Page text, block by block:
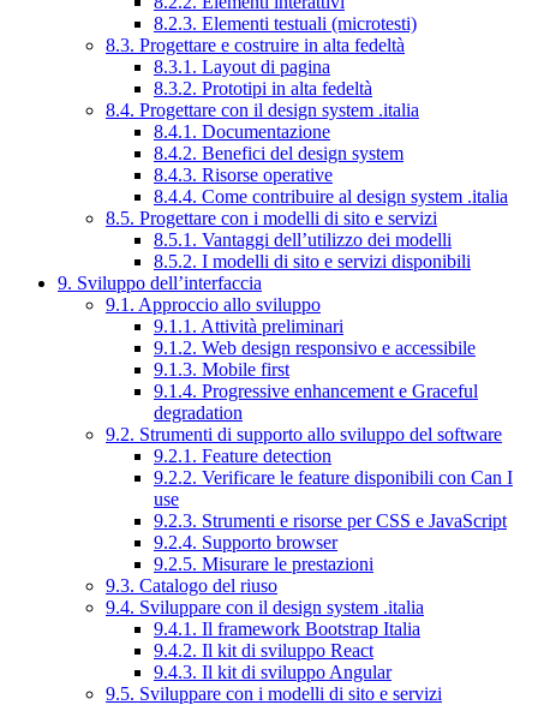
8.2.3. Elementi testuali (microtesti)
8.3. Progettare e costruire in alta fedeltà
8.3.1. Layout di pagina
8.3.2. Prototipi in alta fedeltà
8.4. Progettare con il design system .italia
8.4.1. Documentazione
8.4.2. Benefici del design system
8.4.3. Risorse operative
8.4.4. Come contribuire al design system .italia
8.5. Progettare con i modelli di sito e servizi
8.5.1. Vantaggi dell’utilizzo dei modelli
8.5.2. I modelli di sito e servizi disponibili
9. Sviluppo dell’interfaccia
9.1. Approccio allo sviluppo
9.1.1. Attività preliminari
9.1.2. Web design responsivo e accessibile
9.1.3. Mobile first
9.1.4. Progressive enhancement e Graceful
degradation
9.2. Strumenti di supporto allo sviluppo del software
9.2.1. Feature detection
9.2.2. Verificare le feature disponibili con Can I
use
9.2.3. Strumenti e risorse per CSS e JavaScript
9.2.4. Supporto browser
9.2.5. Misurare le prestazioni
9.3. Catalogo del riuso
9.4. Sviluppare con il design system .italia
9.4.1. Il framework Bootstrap Italia
9.4.2. Il kit di sviluppo React
9.4.3. Il kit di sviluppo Angular
9.5. Sviluppare con i modelli di sito e servizi